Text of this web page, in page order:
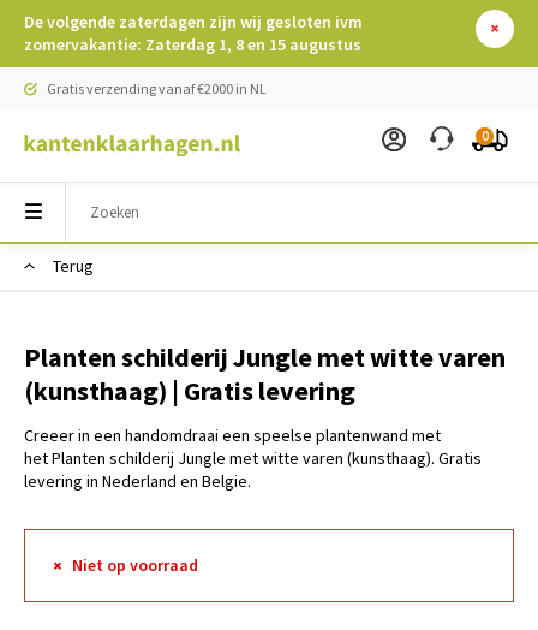
De volgende zaterdagen zijn wij gesloten ivm
zomervakantie: Zaterdag 1, 8 en 15 augustus
Gratis verzending vanaf €2000 in NL
0
Terug
Planten schilderij Jungle met witte varen
(kunsthaag) | Gratis levering
Creeer in een handomdraai een speelse plantenwand met
het Planten schilderij Jungle met witte varen (kunsthaag). Gratis
levering in Nederland en Belgie.
Niet op voorraad